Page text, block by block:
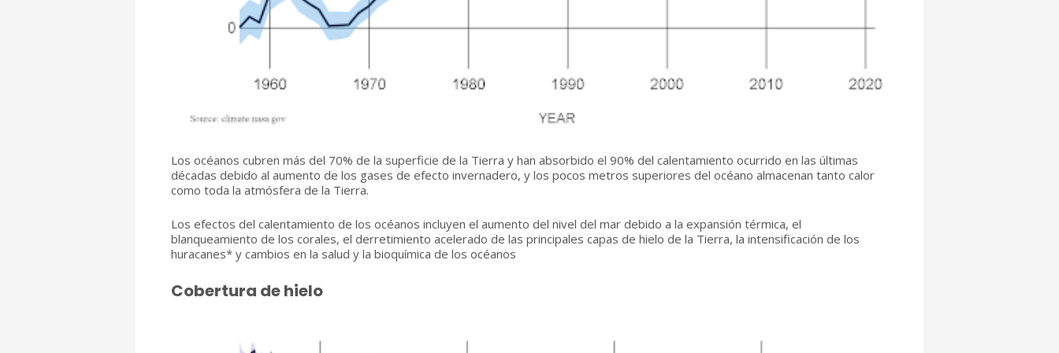
Los océanos cubren más del 70% de la superficie de la Tierra y han absorbido el 90% del calentamiento ocurrido en las últimas
décadas debido al aumento de los gases de efecto invernadero, y los pocos metros superiores del océano almacenan tanto calor
como toda la atmósfera de la Tierra.
Los efectos del calentamiento de los océanos incluyen el aumento del nivel del mar debido a la expansión térmica, el
blanqueamiento de los corales, el derretimiento acelerado de las principales capas de hielo de la Tierra, la intensificación de los
huracanes* y cambios en la salud y la bioquímica de los océanos
Cobertura de hielo